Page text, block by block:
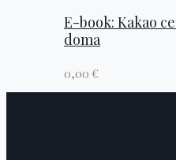
E-book: Kakao
doma
0,00 €